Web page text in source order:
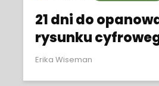
21 dni do
rysunku
Erika Wiseman